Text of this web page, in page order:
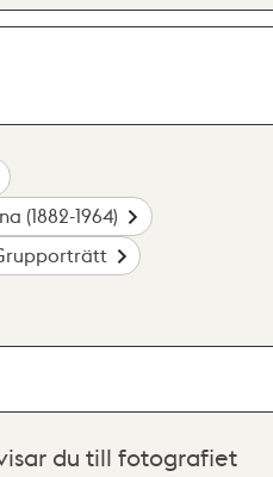
(1882-1964)
du till fotografiet